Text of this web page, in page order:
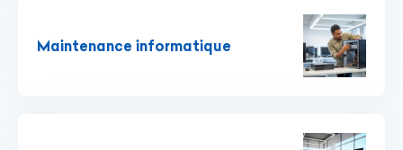
Maintenance informatique